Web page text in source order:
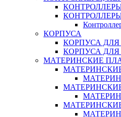
КОРПУСА
КОРПУСА
КОРПУСА
МАТЕРИНСКИЕ
МАТЕРИНСКИЕ
МАТЕРИНСКИЕ
МАТЕРИНСКИЕ